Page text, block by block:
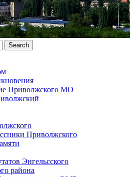
Приволжского МО
Приволжского
Энгельсского
района